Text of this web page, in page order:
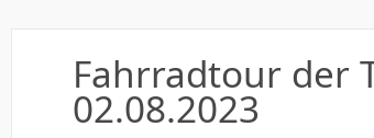
Fahrradtour der
02.08.2023